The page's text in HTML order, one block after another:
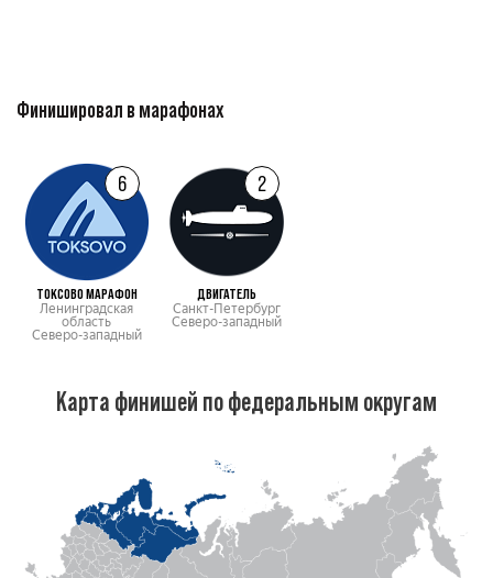
Финишировал в марафонах
6
ТОКСОВО МАРАФОН
Ленинградская
область
Северо-западный
2
ДВИГАТЕЛЬ
Санкт-Петербург
Северо-западный
Карта финишей по федеральным округам